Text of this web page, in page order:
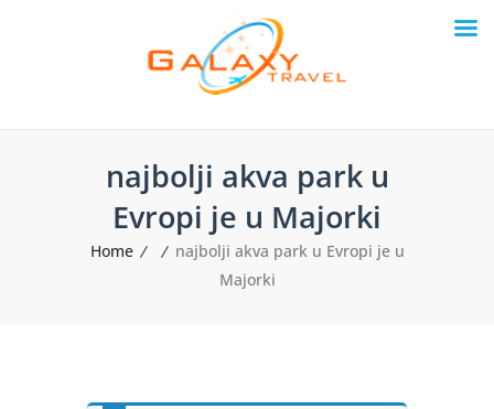
najbolji akva park u
Evropi je u Majorki
Home
najbolji akva park u Evropi je u
Majorki